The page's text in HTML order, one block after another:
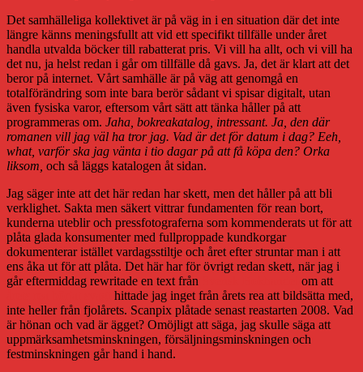
Det samhälleliga kollektivet är på väg in i en situation där det inte
längre känns meningsfullt att vid ett specifikt tillfälle under året
handla utvalda böcker till rabatterat pris. Vi vill ha allt, och vi vill ha
det nu, ja helst redan i går om tillfälle då gavs. Ja, det är klart att det
beror på internet. Vårt samhälle är på väg att genomgå en
totalförändring som inte bara berör sådant vi spisar digitalt, utan
även fysiska varor, eftersom vårt sätt att tänka håller på att
programmeras om. Jaha, bokreakatalog, intressant. Ja, den där
romanen vill jag väl ha tror jag. Vad är det för datum i dag? Eeh,
what, varför ska jag vänta i tio dagar på att få köpa den? Orka
liksom, och så läggs katalogen åt sidan.
Jag säger inte att det här redan har skett, men det håller på att bli
verklighet. Sakta men säkert vittrar fundamenten för rean bort,
kunderna uteblir och pressfotograferna som kommenderats ut för att
plåta glada konsumenter med fullproppade kundkorgar
dokumenterar istället vardagsstiltje och året efter struntar man i att
ens åka ut för att plåta. Det här har för övrigt redan skett, när jag i
går eftermiddag rewritade en text från
om att
hittade jag inget från årets rea att bildsätta med,
inte heller från fjolårets. Scanpix plåtade senast reastarten 2008. Vad
är hönan och vad är ägget? Omöjligt att säga, jag skulle säga att
uppmärksamhetsminskningen, försäljningsminskningen och
festminskningen går hand i hand.